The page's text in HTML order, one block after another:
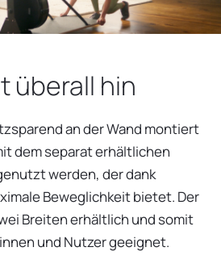
überall hin
an der Wand montiert
dem separat erhältlichen
werden, der dank
Beweglichkeit bietet. Der
Breiten erhältlich und somit
und Nutzer geeignet.